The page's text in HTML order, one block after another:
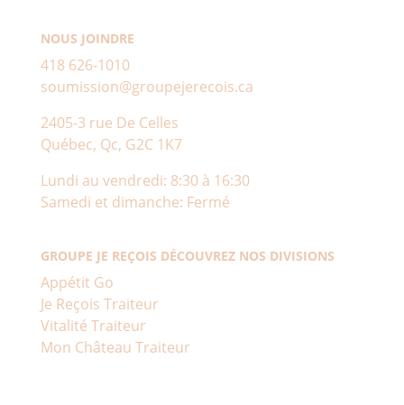
NOUS JOINDRE
418 626-1010
soumission@groupejerecois.ca
2405-3 rue De Celles
Québec, Qc, G2C 1K7
Lundi au vendredi: 8:30 à 16:30
Samedi et dimanche: Fermé
GROUPE JE REÇOIS DÉCOUVREZ NOS DIVISIONS
Appétit Go
Je Reçois Traiteur
Vitalité Traiteur
Mon Château Traiteur